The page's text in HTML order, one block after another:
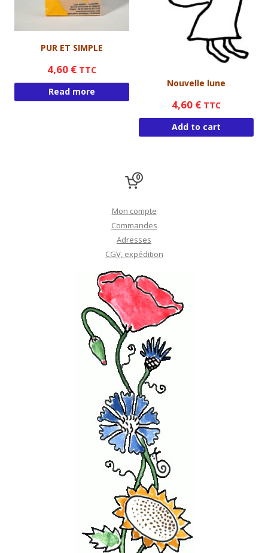
PUR ET SIMPLE
4,60 € TTC
Read more
Nouvelle lune
4,60 € TTC
Add to cart
0
Mon compte
Commandes
Adresses
CGV, expédition